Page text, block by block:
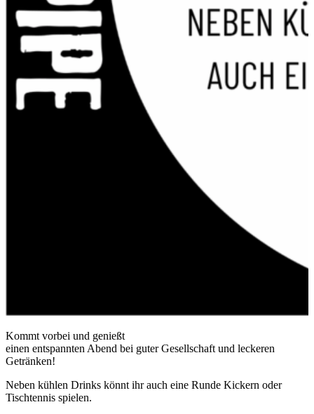
Kommt vorbei und genießt
einen entspannten Abend bei guter Gesellschaft und leckeren
Getränken!
Neben kühlen Drinks könnt ihr auch eine Runde Kickern oder
Tischtennis spielen.